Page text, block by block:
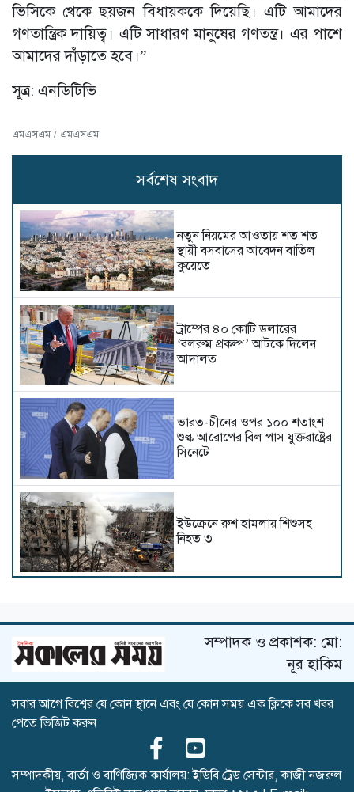
ভিসিকে থেকে ছয়জন বিধায়ককে দিয়েছি। এটি আমাদের
গণতান্ত্রিক দায়িত্ব। এটি সাধারণ মানুষের গণতন্ত্র। এর পাশে
আমাদের দাঁড়াতে হবে।”
সূত্র: এনডিটিভি
এমএসএম / এমএসএম
সর্বশেষ সংবাদ
নতুন নিয়মের আওতায় শত শত
স্থায়ী বসবাসের আবেদন বাতিল
কুয়েতে
ট্রাম্পের ৪০ কোটি ডলারের
‘বলরুম প্রকল্প’ আটকে দিলেন
আদালত
ভারত-চীনের ওপর ১০০ শতাংশ
শুল্ক আরোপের বিল পাস যুক্তরাষ্ট্রের
সিনেটে
ইউক্রেনে রুশ হামলায় শিশুসহ
নিহত ৩
হামলা, শিক্ষকসহ নিহত ৭
সৌদিতে হুথিদের হামলা,
সম্পাদক ও প্রকাশক: মো:
নূর হাকিম
সবার আগে বিশ্বের যে কোন স্থানে এবং যে কোন সময় এক ক্লিকে সব খবর
পেতে ভিজিট করুন
সম্পাদকীয়, বার্তা ও বাণিজ্যিক কার্যালয়: ইডিবি ট্রেড সেন্টার, কাজী নজরুল